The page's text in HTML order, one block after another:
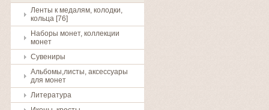
Ленты к медалям, колодки,
кольца [76]
Наборы монет, коллекции
монет
Сувениры
Альбомы,листы, аксессуары
для монет
Литература